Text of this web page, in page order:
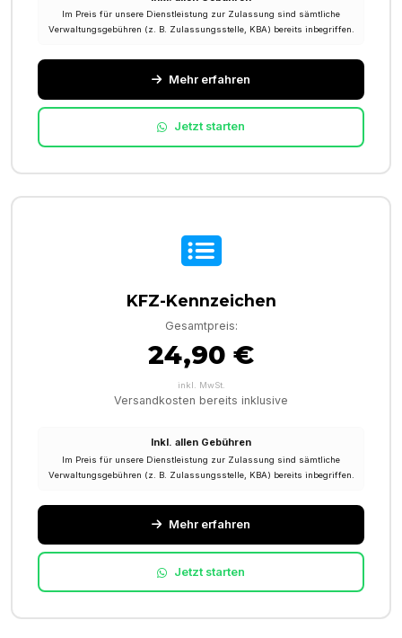
Im Preis für unsere Dienstleistung zur Zulassung sind sämtliche
Verwaltungsgebühren (z. B. Zulassungsstelle, KBA) bereits inbegriffen.
Mehr erfahren
Jetzt starten
KFZ-Kennzeichen
Gesamtpreis:
24,90 €
inkl. MwSt.
Versandkosten bereits inklusive
Inkl. allen Gebühren
Im Preis für unsere Dienstleistung zur Zulassung sind sämtliche
Verwaltungsgebühren (z. B. Zulassungsstelle, KBA) bereits inbegriffen.
Mehr erfahren
Jetzt starten